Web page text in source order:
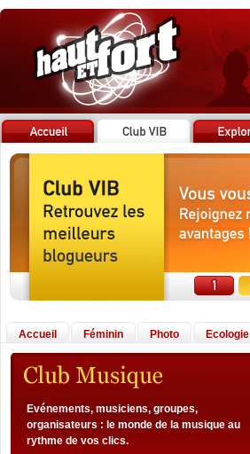
Accueil Féminin Photo Ecologie
Evénements, musiciens, groupes,
organisateurs : le monde de la musique au
rythme de vos clics.